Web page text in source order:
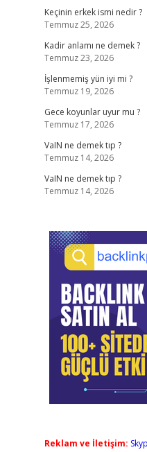
Keçinin erkek ismi nedir ?
Temmuz 25, 2026
Kadir anlamı ne demek ?
Temmuz 23, 2026
İşlenmemiş yün iyi mi ?
Temmuz 19, 2026
Gece koyunlar uyur mu ?
Temmuz 17, 2026
VaIN ne demek tıp ?
Temmuz 14, 2026
VaIN ne demek tıp ?
Temmuz 14, 2026
Reklam ve İletişim: